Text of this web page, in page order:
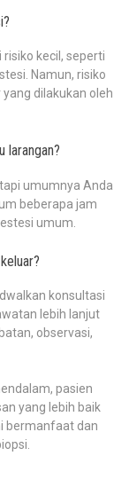
kecil, seperti
Namun, risiko
dilakukan oleh
larangan?
umumnya Anda
beberapa jam
umum.
konsultasi
lebih lanjut
observasi,
pasien
yang lebih baik
bermanfaat dan